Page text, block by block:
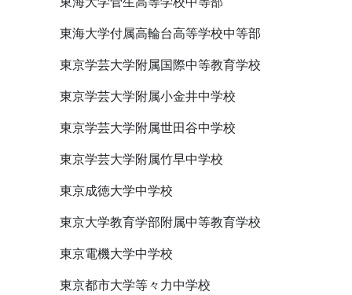
東海大学付属高輪台高等学校中等部
東京学芸大学附属国際中等教育学校
東京学芸大学附属小金井中学校
東京学芸大学附属世田谷中学校
東京学芸大学附属竹早中学校
東京成徳大学中学校
東京大学教育学部附属中等教育学校
東京電機大学中学校
東京都市大学等々力中学校